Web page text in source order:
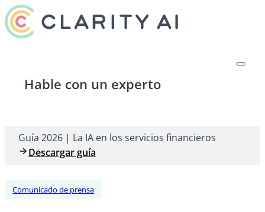
Hable con un experto
Guía 2026 | La IA en los servicios financieros
Descargar guía
Comunicado de prensa